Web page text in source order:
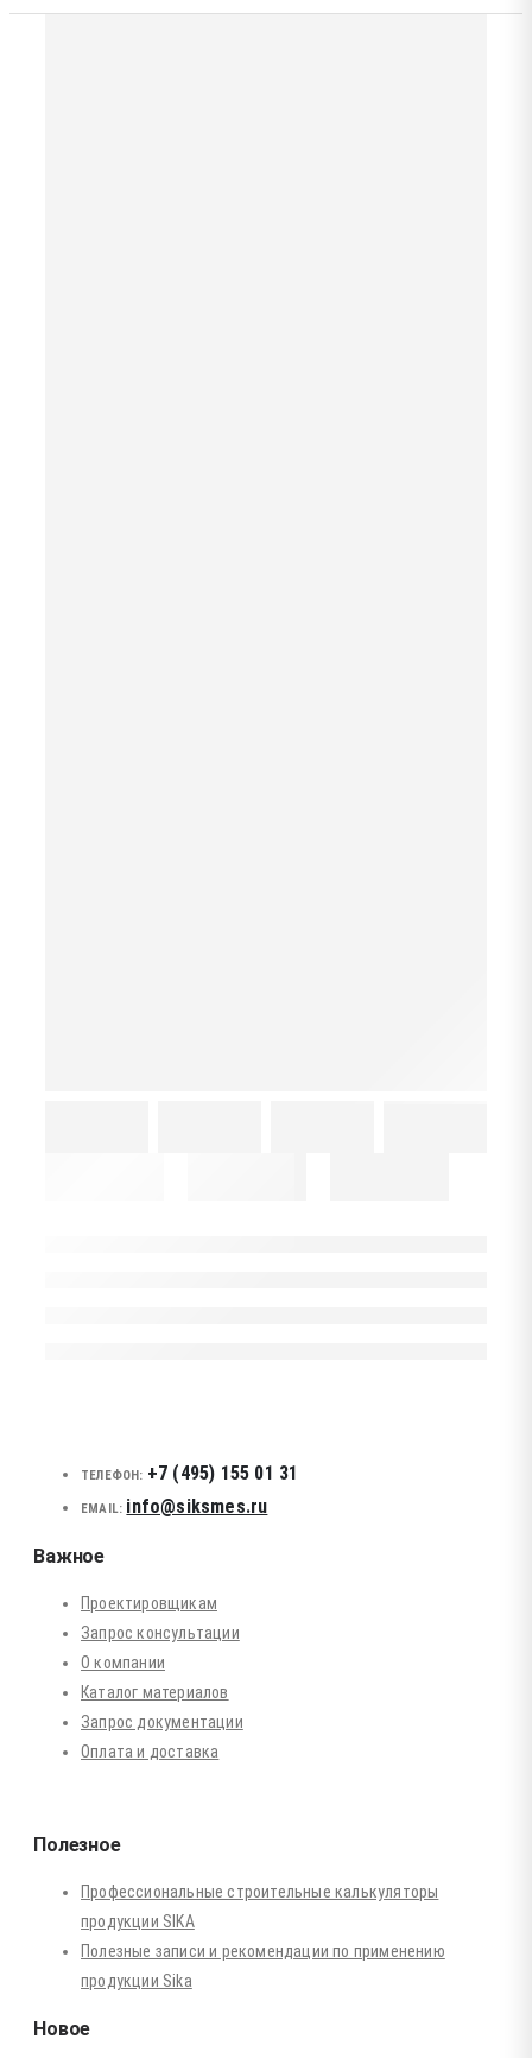
ТЕЛЕФОН: +7 (495) 155 01 31
EMAIL: info@siksmes.ru
Важное
Проектировщикам
Запрос консультации
О компании
Каталог материалов
Запрос документации
Оплата и доставка
Полезное
Профессиональные строительные калькуляторы
продукции SIKA
Полезные записи и рекомендации по применению
продукции Sika
Новое